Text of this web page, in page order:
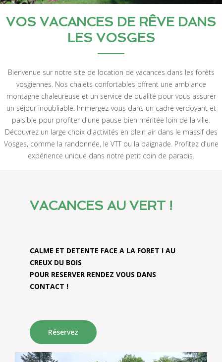
VOS VACANCES DE RÊVE DANS
LES VOSGES
Bienvenue sur notre site de location de vacances dans les forêts
vosgiennes. Nos chalets confortables offrent une ambiance
montagne chaleureuse et un service de qualité pour vous assurer
un séjour inoubliable. Immergez-vous dans un cadre verdoyant et
paisible pour profiter d'une pause bien méritée loin de la ville.
Découvrez un large choix d'activités en plein air dans le massif des
Vosges, comme la randonnée, le VTT ou la baignade. Profitez d'une
expérience unique dans notre petit coin de paradis.
VACANCES AU VERT !
CALME ET DETENTE FACE A LA FORET ! AU
CREUX DU BOIS
POUR RESERVER RENDEZ VOUS DANS
CONTACT !
Réservez